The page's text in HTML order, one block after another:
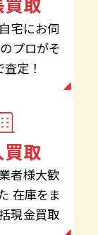
宅にお伺
プロがそ
定！
取
者様大歓
在庫をま
現金買取